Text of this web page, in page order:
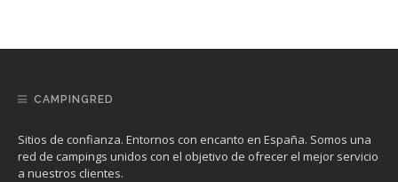
CAMPINGRED
Sitios de confianza. Entornos con encanto en España. Somos una
red de campings unidos con el objetivo de ofrecer el mejor servicio
a nuestros clientes.